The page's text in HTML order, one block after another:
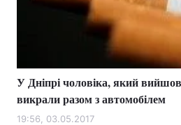
У Дніпрі чоловіка, який
викрали разом з автомобілем
19:56, 03.05.2017